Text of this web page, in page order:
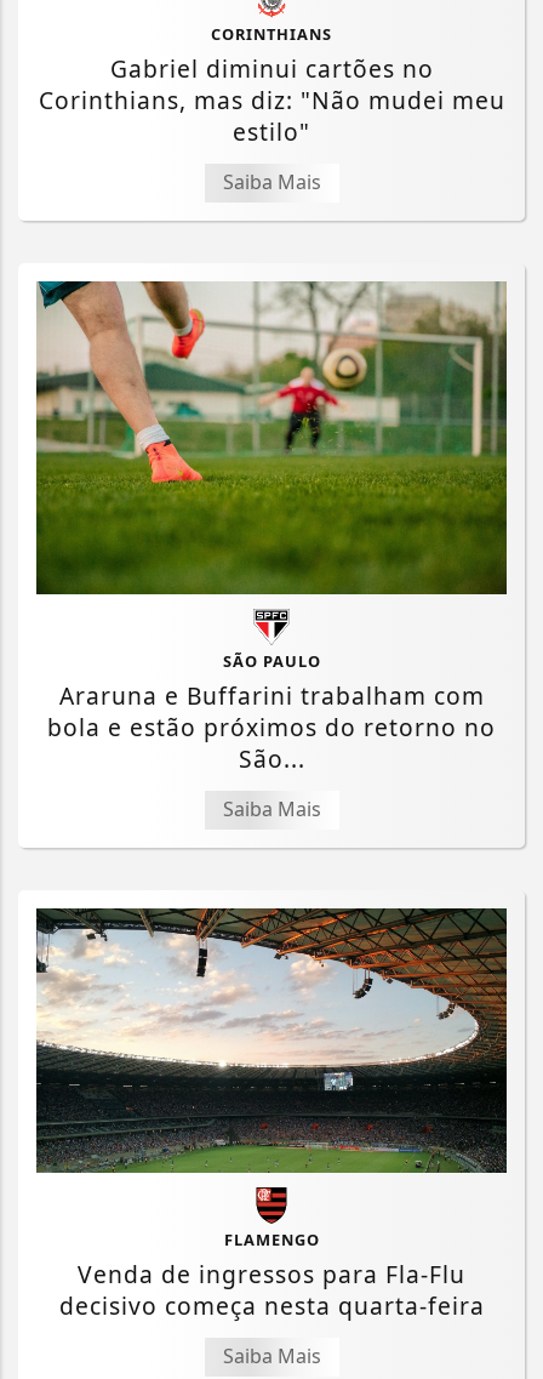
CORINTHIANS
Gabriel diminui cartões no
Corinthians, mas diz: "Não mudei meu
estilo"
Saiba Mais
SÃO PAULO
Araruna e Buffarini trabalham com
bola e estão próximos do retorno no
São...
Saiba Mais
FLAMENGO
Venda de ingressos para Fla-Flu
decisivo começa nesta quarta-feira
Saiba Mais